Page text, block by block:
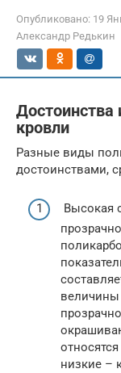
Опубликовано: 19
Александр Редькин
Достоинства
кровли
Разные виды
достоинствами,
Высокая
величины
низкие –